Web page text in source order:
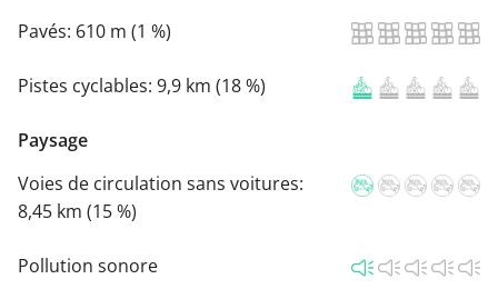
Pavés: 610 m (1 %)
Pistes cyclables: 9,9 km (18 %)
Paysage
Voies de circulation sans voitures:
8,45 km (15 %)
Pollution sonore